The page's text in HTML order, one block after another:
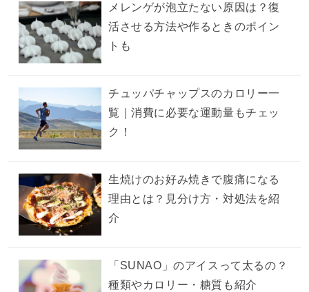
メレンゲが泡立たない原因は？復
活させる方法や作るときのポイン
トも
チュッパチャップスのカロリー一
覧｜消費に必要な運動量もチェッ
ク！
生焼けのお好み焼きで腹痛になる
理由とは？見分け方・対処法を紹
介
「SUNAO」のアイスって太るの？
種類やカロリー・糖質も紹介